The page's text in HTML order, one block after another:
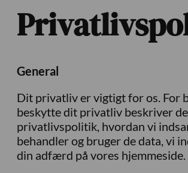
General
Dit privatliv er vigtigt for os. For
beskytte dit privatliv beskriver
privatlivspolitik, hvordan vi
behandler og bruger de data, vi
din adfærd på vores hjemmeside.